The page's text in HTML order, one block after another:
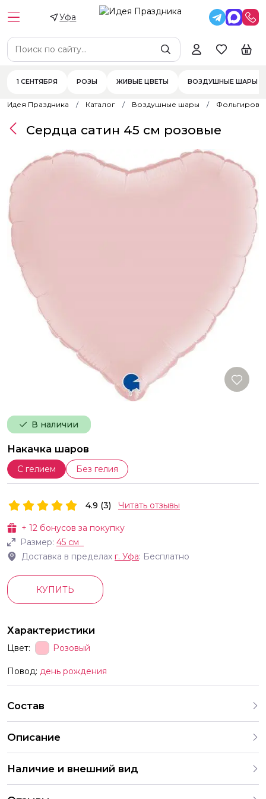
Уфа
1 СЕНТЯБРЯ РОЗЫ ЖИВЫЕ ЦВЕТЫ ВОЗДУШНЫЕ ШАРЫ
Идея Праздника Каталог Воздушные шары
В наличии
Накачка шаров
С гелием Без гелия
Сердца сатин 45 см розовые
+ 12 бонусов за покупку
Размер: 45 см
Доставка в пределах г. Уфа: Бесплатно
4.9 (3) Читать отзывы
КУПИТЬ
Характеристики
Цвет: Розовый
Повод: день рождения
Состав
Описание
Наличие и внешний вид